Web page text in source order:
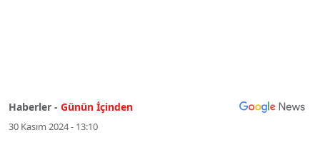
Haberler - Günün İçinden
30 Kasım 2024 - 13:10